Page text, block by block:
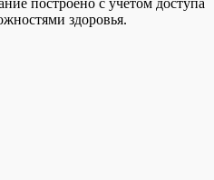
построено с учетом доступа
здоровья.